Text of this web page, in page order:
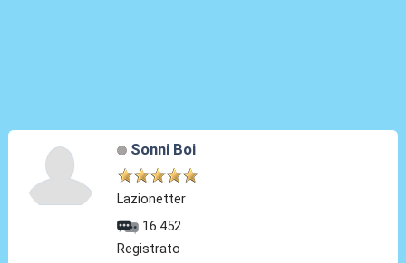
Sonni Boi
Lazionetter
16.452
Registrato